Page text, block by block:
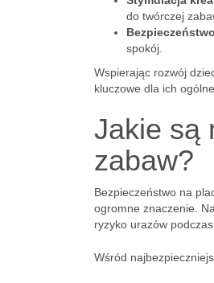
do twórczej
Bezpieczeństwo
spokój.
Wspierając rozwój
kluczowe dla ich
Jakie są
zabaw?
Bezpieczeństwo na
ogromne znaczenie.
ryzyko urazów podczas
Wśród